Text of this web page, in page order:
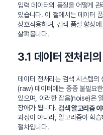
입력 데이터의 품질을 어떻게
있습니다. 이 절에서는 데이터
상호작용하며, 검색 품질 향상
살펴봅니다.
3.1 데이터 전처리
데이터 전처리는 검색 시스템의
(raw) 데이터에는 종종 불필요
있으며, 이러한 잡음(noise)은
장애가 됩니다.검색 알고리즘
과정이 아니라, 알고리즘이 학
절차입니다.